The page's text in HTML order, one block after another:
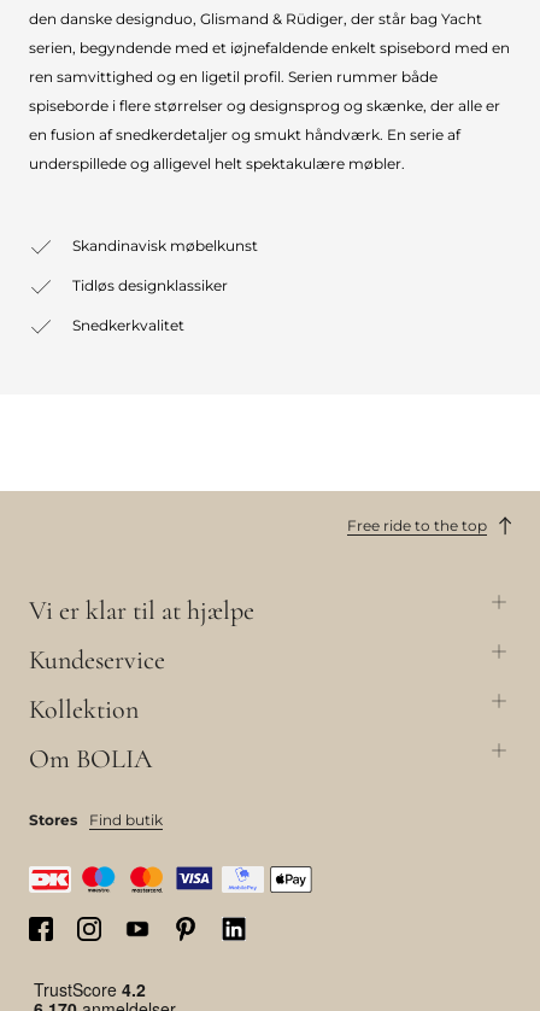
den danske designduo, Glismand & Rüdiger, der står bag Yacht
serien, begyndende med et iøjnefaldende enkelt spisebord med en
ren samvittighed og en ligetil profil. Serien rummer både
spiseborde i flere størrelser og designsprog og skænke, der alle er
en fusion af snedkerdetaljer og smukt håndværk. En serie af
underspillede og alligevel helt spektakulære møbler.
Skandinavisk møbelkunst
Tidløs designklassiker
Snedkerkvalitet
Free ride to the top
Vi er klar til at hjælpe
Kundeservice
Kollektion
Om BOLIA
Stores Find butik